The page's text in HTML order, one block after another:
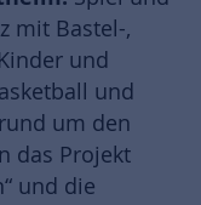
mit Bastel-,
und
und
um den
das Projekt
und die